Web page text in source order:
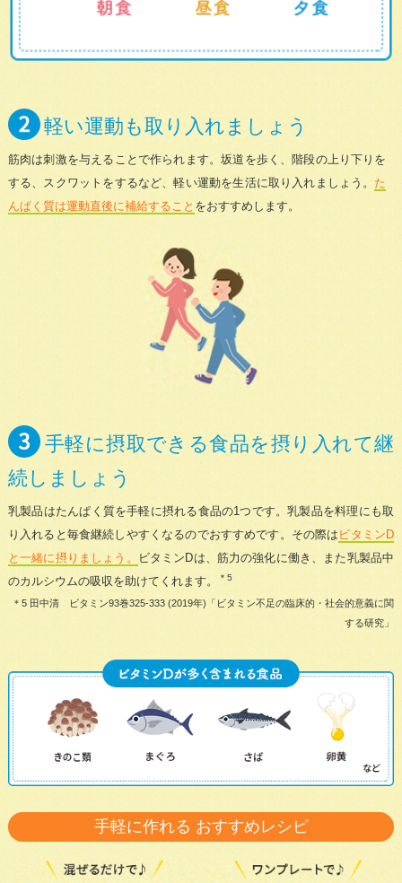
軽い運動も取り入れましょう
筋肉は刺激を与えることで作られます。坂道を歩く、階段の上り下りを
する、スクワットをするなど、軽い運動を生活に取り入れましょう。 た
んぱく質は運動直後に補給すること をおすすめします。
手軽に摂取できる食品を摂り入れて継
続しましょう
乳製品はたんぱく質を手軽に摂れる食品の1つです。乳製品を料理にも取
り入れると毎食継続しやすくなるのでおすすめです。その際は ビタミンD
と一緒に摂りましょう。
ビタミンDは、筋力の強化に働き、また乳製品中
のカルシウムの吸収を助けてくれます。
＊5
＊5 田中清 ビタミン93巻325-333 (2019年)「ビタミン不足の臨床的・社会的意義に関
する研究」
手軽に作れる おすすめレシピ